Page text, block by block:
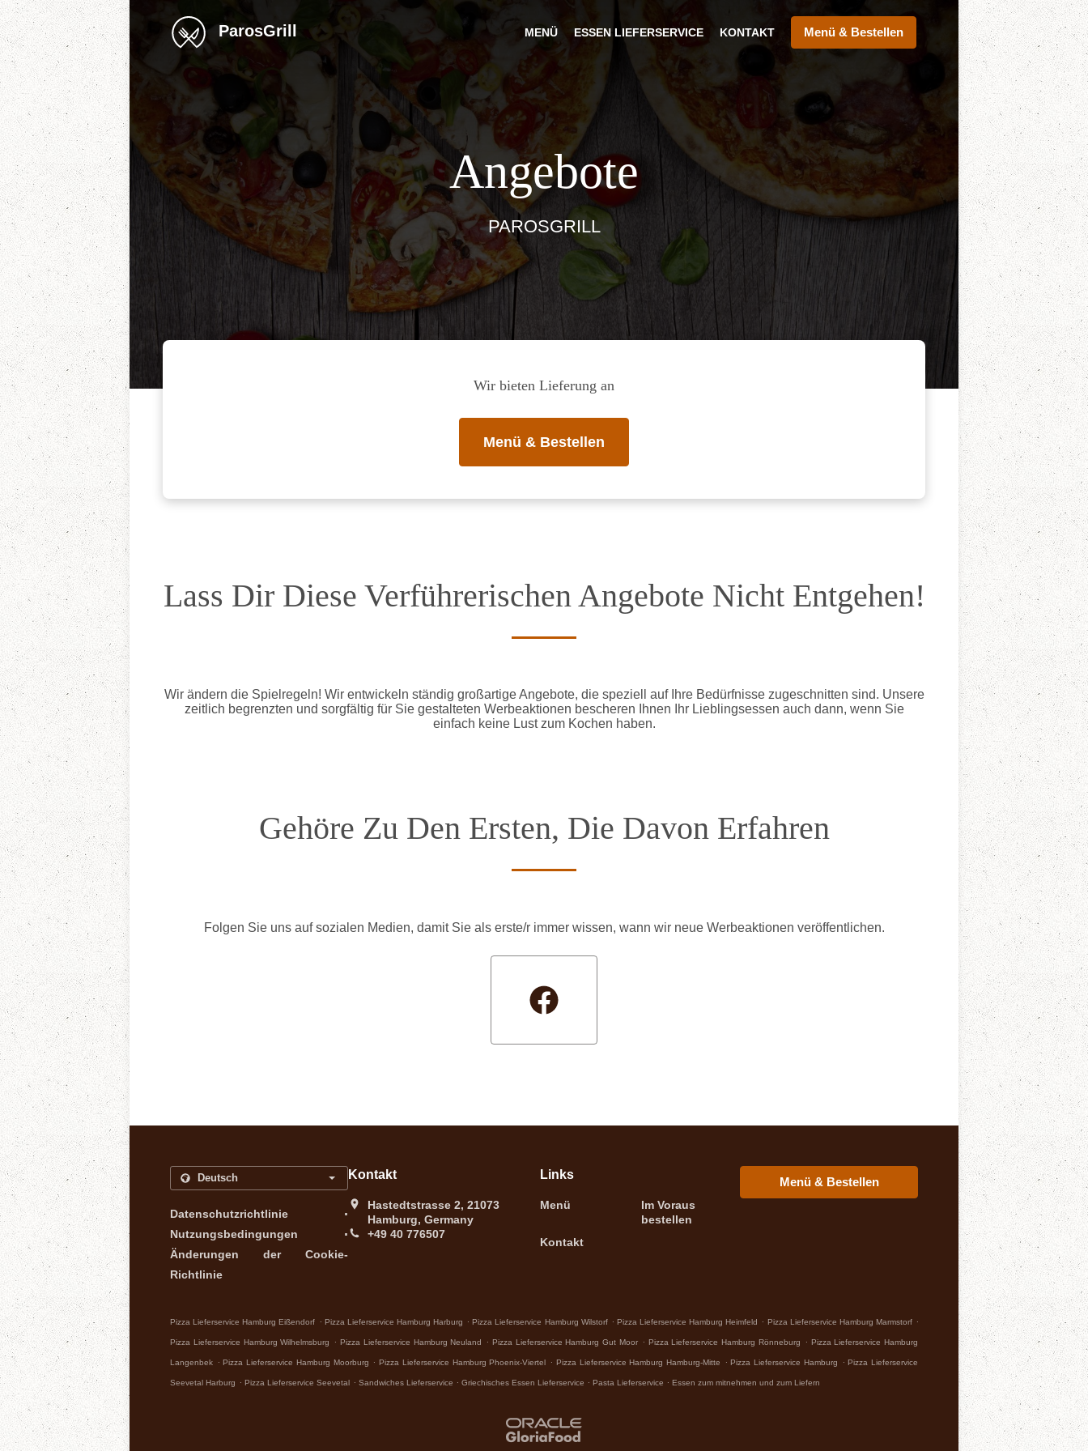
ParosGrill MENÜ ESSEN LIEFERSERVICE KONTAKT Menü & Bestellen
Angebote
PAROSGRILL
Wir bieten Lieferung an
Menü & Bestellen
Lass Dir Diese Verführerischen Angebote Nicht Entgehen!
Wir ändern die Spielregeln! Wir entwickeln ständig großartige Angebote, die speziell auf Ihre Bedürfnisse zugeschnitten sind. Unsere
zeitlich begrenzten und sorgfältig für Sie gestalteten Werbeaktionen bescheren Ihnen Ihr Lieblingsessen auch dann, wenn Sie
einfach keine Lust zum Kochen haben.
Gehöre Zu Den Ersten, Die Davon Erfahren
Folgen Sie uns auf sozialen Medien, damit Sie als erste/r immer wissen, wann wir neue Werbeaktionen veröffentlichen.
Datenschutzrichtlinie .
Nutzungsbedingungen .
Änderungen der Cookie-
Richtlinie
Kontakt
Hastedtstrasse 2, 21073
Hamburg, Germany
+49 40 776507
Links
Menü
Im Voraus
bestellen
Kontakt
Menü & Bestellen
Pizza Lieferservice Hamburg Eißendorf Pizza Lieferservice Hamburg Harburg Pizza Lieferservice Hamburg Wilstorf Pizza Lieferservice Hamburg Heimfeld Pizza Lieferservice Hamburg Marmstorf
Pizza Lieferservice Hamburg Wilhelmsburg Pizza Lieferservice Hamburg Neuland Pizza Lieferservice Hamburg Gut Moor Pizza Lieferservice Hamburg Rönneburg Pizza Lieferservice Hamburg
Langenbek Pizza Lieferservice Hamburg Moorburg Pizza Lieferservice Hamburg Phoenix-Viertel Pizza Lieferservice Hamburg Hamburg-Mitte Pizza Lieferservice Hamburg Pizza Lieferservice
Seevetal Harburg Pizza Lieferservice Seevetal Sandwiches Lieferservice Griechisches Essen Lieferservice Pasta Lieferservice Essen zum mitnehmen und zum Liefern